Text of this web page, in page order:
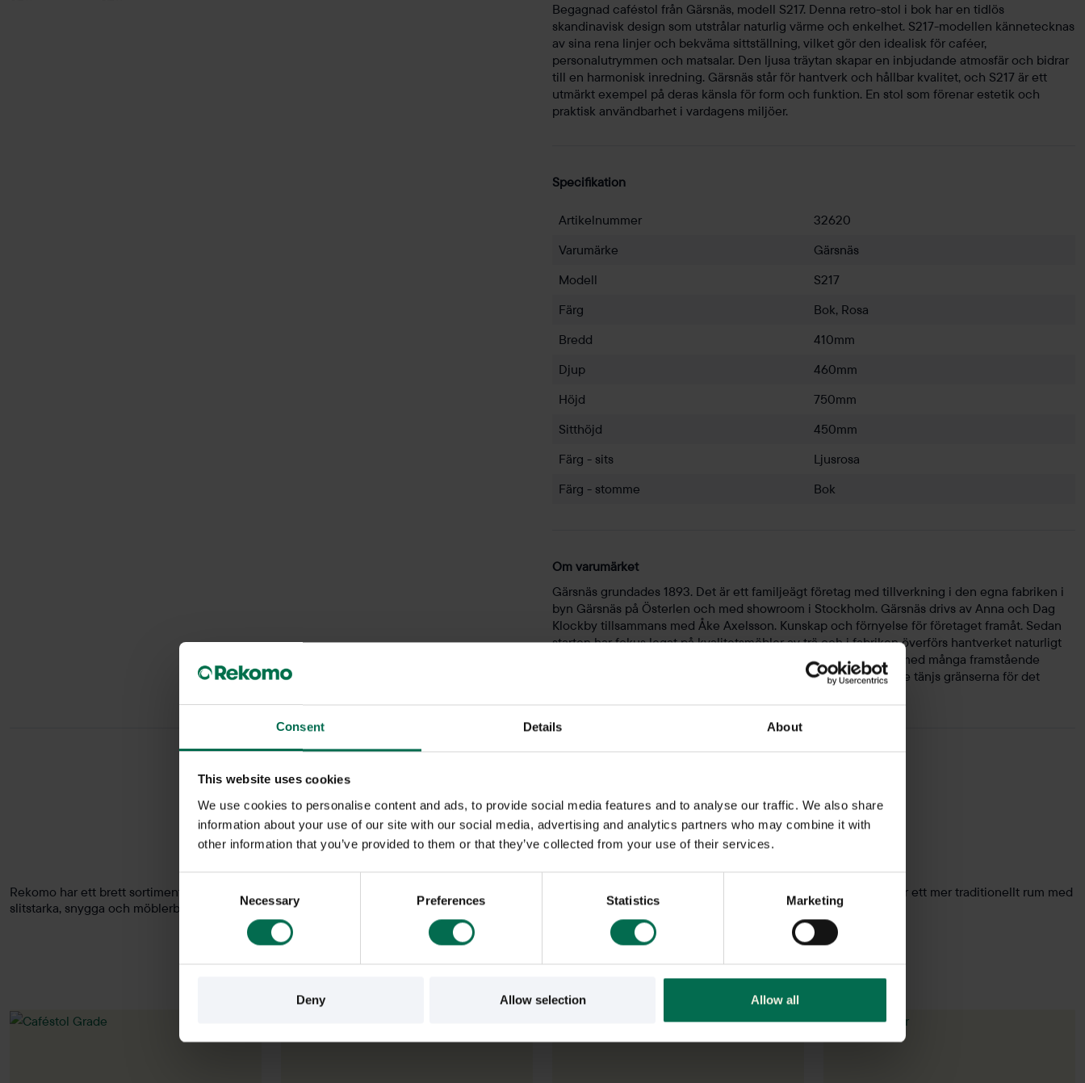
Consent Details About
This website uses cookies
We use cookies to personalise content and ads, to provide social media features and to analyse our traffic. We also share
information about your use of our site with our social media, advertising and analytics partners who may combine it with
other information that you’ve provided to them or that they’ve collected from your use of their services.
Necessary Preferences Statistics Marketing
Deny Allow selection Allow all
Begagnad caféstol från Gärsnäs, modell S217. Denna retro-stol i bok har en tidlös
skandinavisk design som utstrålar naturlig värme och enkelhet. S217-modellen kännetecknas
av sina rena linjer och bekväma sittställning, vilket gör den idealisk för caféer,
personalutrymmen och matsalar. Den ljusa träytan skapar en inbjudande atmosfär och bidrar
till en harmonisk inredning. Gärsnäs står för hantverk och hållbar kvalitet, och S217 är ett
utmärkt exempel på deras känsla för form och funktion. En stol som förenar estetik och
praktisk användbarhet i vardagens miljöer.
Specifikation
Artikelnummer
32620
Varumärke
Gärsnäs
Modell
S217
Färg
Bok, Rosa
Bredd
410mm
Djup
460mm
Höjd
750mm
Sitthöjd
450mm
Färg - sits
Ljusrosa
Färg - stomme
Bok
Om varumärket
Gärsnäs grundades 1893. Det är ett familjeägt företag med tillverkning i den egna fabriken i
byn Gärsnäs på Österlen och med showroom i Stockholm. Gärsnäs drivs av Anna och Dag
Klockby tillsammans med Åke Axelsson. Kunskap och förnyelse för företaget framåt. Sedan
starten har fokus legat på kvalitetsmöbler av trä och i fabriken överförs hantverket naturligt
mellan olika generationer. Gärsnäs har ett löpande samarbete med många framstående
formgivare och i mötet mellan hantverk, industri och formgivare tänjs gränserna för det
Caféstolar
Rekomo har ett brett sortiment av begagnade och nya caféstolar, fikastolar, matsalsstolar och köksstolar. Har ni ett fikarum som behöver ett modernt uttryck eller ett mer traditionellt rum med
slitstarka, snygga och möblerbara stolar? Vi har alla möjliga typer av caféstolar inom olika prisklasser och i olika färger.